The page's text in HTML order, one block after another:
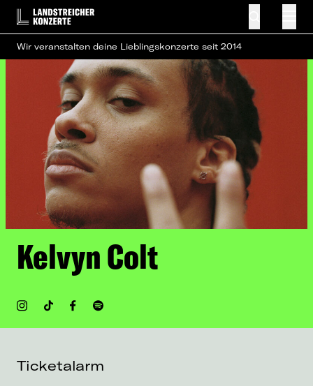
Wir veranstalten deine Lieblingskonzerte seit 2014
Kelvyn Colt
Ticketalarm